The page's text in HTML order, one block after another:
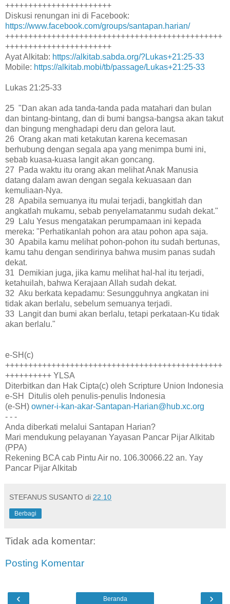
+++++++++++++++++++++++
Diskusi renungan ini di Facebook:
https://www.facebook.com/groups/santapan.harian/
+++++++++++++++++++++++++++++++++++++++++++++++
+++++++++++++++++++++++
Ayat Alkitab: https://alkitab.sabda.org/?Lukas+21:25-33
Mobile: https://alkitab.mobi/tb/passage/Lukas+21:25-33
Lukas 21:25-33
25 "Dan akan ada tanda-tanda pada matahari dan bulan
dan bintang-bintang, dan di bumi bangsa-bangsa akan takut
dan bingung menghadapi deru dan gelora laut.
26 Orang akan mati ketakutan karena kecemasan
berhubung dengan segala apa yang menimpa bumi ini,
sebab kuasa-kuasa langit akan goncang.
27 Pada waktu itu orang akan melihat Anak Manusia
datang dalam awan dengan segala kekuasaan dan
kemuliaan-Nya.
28 Apabila semuanya itu mulai terjadi, bangkitlah dan
angkatlah mukamu, sebab penyelamatanmu sudah dekat."
29 Lalu Yesus mengatakan perumpamaan ini kepada
mereka: "Perhatikanlah pohon ara atau pohon apa saja.
30 Apabila kamu melihat pohon-pohon itu sudah bertunas,
kamu tahu dengan sendirinya bahwa musim panas sudah
dekat.
31 Demikian juga, jika kamu melihat hal-hal itu terjadi,
ketahuilah, bahwa Kerajaan Allah sudah dekat.
32 Aku berkata kepadamu: Sesungguhnya angkatan ini
tidak akan berlalu, sebelum semuanya terjadi.
33 Langit dan bumi akan berlalu, tetapi perkataan-Ku tidak
akan berlalu."
e-SH(c)
+++++++++++++++++++++++++++++++++++++++++++++++
++++++++++ YLSA
Diterbitkan dan Hak Cipta(c) oleh Scripture Union Indonesia
e-SH Ditulis oleh penulis-penulis Indonesia
(e-SH) owner-i-kan-akar-Santapan-Harian@hub.xc.org
- - -
Anda diberkati melalui Santapan Harian?
Mari mendukung pelayanan Yayasan Pancar Pijar Alkitab
(PPA)
Rekening BCA cab Pintu Air no. 106.30066.22 an. Yay
Pancar Pijar Alkitab
STEFANUS SUSANTO di 22.10
Berbagi
Tidak ada komentar:
Posting Komentar
‹ ›
Beranda